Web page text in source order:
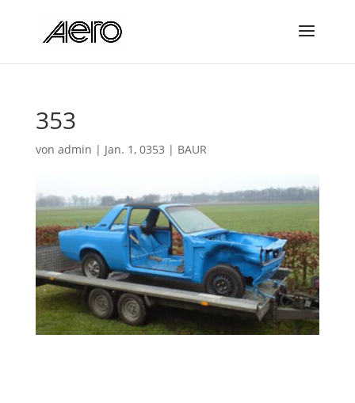
353
von admin | Jan. 1, 0353 | BAUR